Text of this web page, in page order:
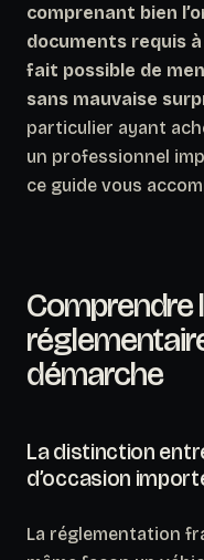
comprenant bien
documents requis
fait possible de
sans mauvaise
particulier ayant
un professionnel
ce guide vous
Comprendre
démarche
La distinction
d’occasion
La réglementation